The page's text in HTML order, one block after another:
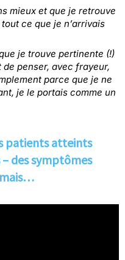
mieux et que je retrouve
ce que je n’arrivais
je trouve pertinente (!)
penser, avec frayeur,
parce que je ne
je le portais comme un
patients atteints
des symptômes